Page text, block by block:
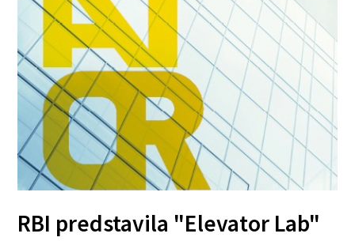
RBI predstavila "Elevator Lab"